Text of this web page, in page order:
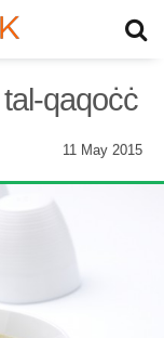
qaqoċċ
11 May 2015